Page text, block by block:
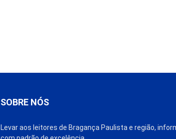
SOBRE NÓS
Levar aos leitores de Bragança Paulista e região,